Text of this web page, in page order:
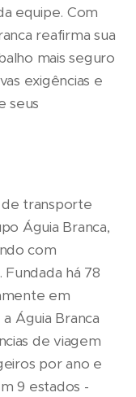
equipe. Com
reafirma sua
mais seguro
exigências e
seus
de transporte
Águia Branca,
com
há 78
em
Águia Branca
de viagem
por ano e
9 estados -